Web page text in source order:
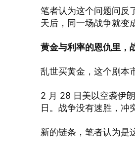
笔者认为这个问题问反
天后，同一场战争就变
黄金与利率的恩仇里，
乱世买黄金，这个剧本
2 月 28 日美以空袭伊
日。战争没有速胜，冲
新的链条，笔者认为是